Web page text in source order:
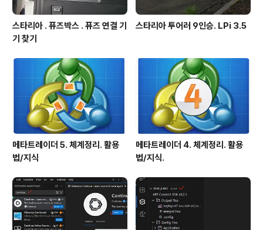
스타리아 . 퓨즈박스 . 퓨즈 연결 기
기 찾기
스타리아 투어러 9인승. LPi 3.5
메타트레이더 5. 체계정리. 활용
법/지식
메타트레이더 4. 체계정리. 활용
법/지식.